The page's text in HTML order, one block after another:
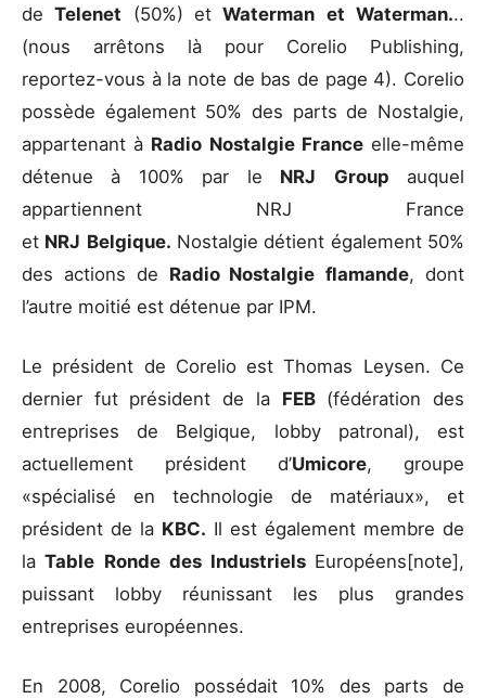
deTelenet (50%) etWaterman et Waterman...
(nous arrêtons là pour Corelio Publishing,
reportez-vous à la note de bas de page 4). Corelio
possède également 50% des parts de Nostalgie,
appartenant à Radio Nostalgie France elle-même
détenue à 100% par le NRJ Group auquel
appartiennent NRJ France
et NRJ Belgique. Nostalgie détient également 50%
des actions de Radio Nostalgie flamande, dont
l’autre moitié est détenue par IPM.
Le président de Corelio est Thomas Leysen. Ce
dernier fut président de la FEB(fédération des
entreprises de Belgique, lobby patronal), est
actuellement président d’Umicore, groupe
«spécialisé en technologie de matériaux», et
président de la KBC. Il est également membre de
laTable Ronde des IndustrielsEuropéens[note],
puissant lobby réunissant les plus grandes
entreprises européennes.
En 2008, Corelio possédait 10% des parts de